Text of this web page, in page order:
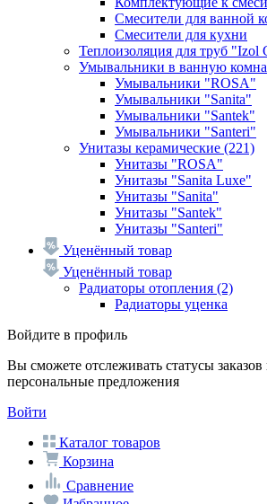
Смесители для ванной
Смесители для кухни
Теплоизоляция для труб "Izol
Умывальники в ванную
Умывальники "ROSA"
Умывальники "Sanita"
Умывальники "Santek"
Умывальники "Santeri"
Унитазы керамические (221)
Унитазы "ROSA"
Унитазы "Sanita Luxe"
Унитазы "Sanita"
Унитазы "Santek"
Унитазы "Santeri"
Уценённый товар
Уценённый товар
Радиаторы отопления (2)
Радиаторы уценка
Войдите в профиль
Вы сможете отслеживать статусы заказов
персональные предложения
Войти
Каталог товаров
Корзина
Сравнение